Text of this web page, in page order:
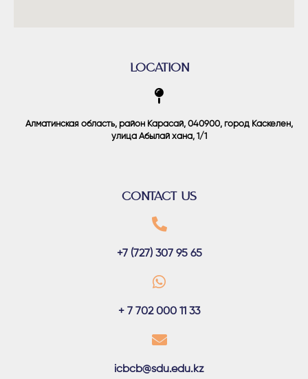
LOCATION
Алматинская область, район Карасай, 040900, город Каскелен,
улица Абылай хана, 1/1
CONTACT US
+7 (727) 307 95 65
+ 7 702 000 11 33
icbcb@sdu.edu.kz